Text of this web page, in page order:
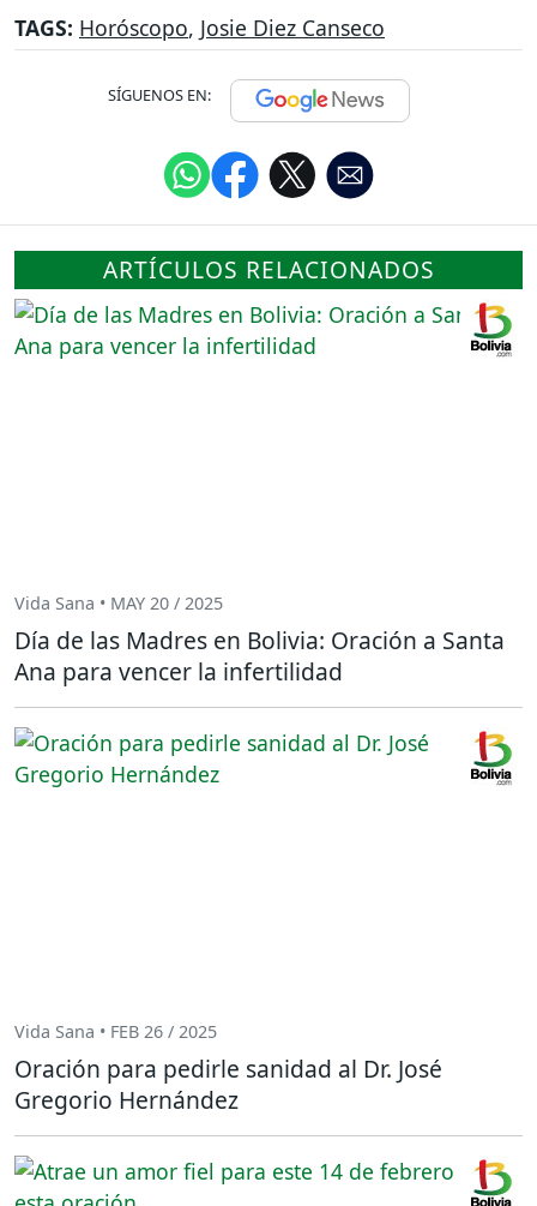
TAGS: Horóscopo, Josie Diez Canseco
SÍGUENOS EN:
ARTÍCULOS RELACIONADOS
Vida Sana • MAY 20 / 2025
Día de las Madres en Bolivia: Oración a Santa
Ana para vencer la infertilidad
Vida Sana • FEB 26 / 2025
Oración para pedirle sanidad al Dr. José
Gregorio Hernández